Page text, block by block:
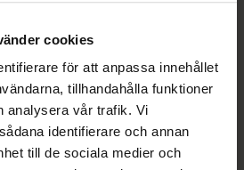
cookies
för att anpassa innehållet
tillhandahålla funktioner
analysera vår trafik. Vi
identifierare och annan
till de sociala medier och
tyst drift och knapp
energiförbrukning: endast
för rum upp till 20 m²
200 ml / h.
för behaglig doft i